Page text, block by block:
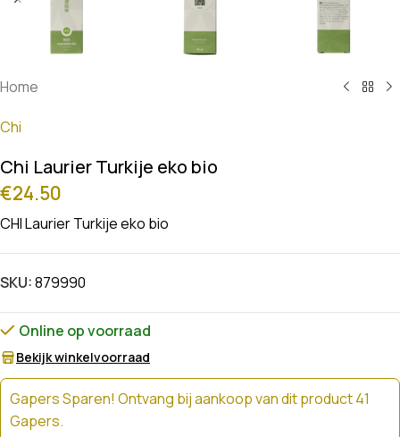
Home
Chi
Chi Laurier Turkije eko bio
€24.50
CHI Laurier Turkije eko bio
SKU:879990
Online op voorraad
Bekijk winkelvoorraad
Gapers Sparen! Ontvang bij aankoop van dit product 41
Gapers.